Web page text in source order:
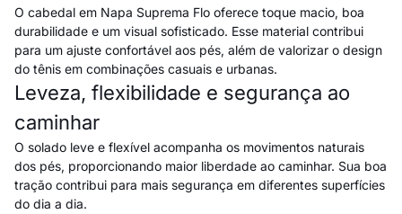
O cabedal em Napa Suprema Flo oferece toque macio, boa
durabilidade e um visual sofisticado. Esse material contribui
para um ajuste confortável aos pés, além de valorizar o design
do tênis em combinações casuais e urbanas.
Leveza, flexibilidade e segurança ao
caminhar
O solado leve e flexível acompanha os movimentos naturais
dos pés, proporcionando maior liberdade ao caminhar. Sua boa
tração contribui para mais segurança em diferentes superfícies
do dia a dia.